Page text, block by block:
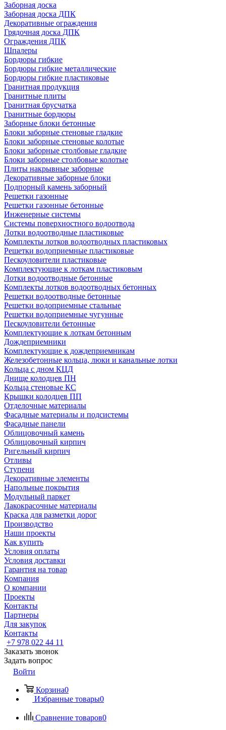
Заборная доска
Заборная доска ДПК
Декоративные ограждения
Грядочная доска ДПК
Ограждения ДПК
Шпалеры
Бордюры гибкие
Бордюры гибкие металлические
Бордюры гибкие пластиковые
Гранитная продукция
Гранитные плиты
Гранитная брусчатка
Гранитные бордюры
Заборные блоки бетонные
Блоки заборные стеновые гладкие
Блоки заборные стеновые колотые
Блоки заборные столбовые гладкие
Блоки заборные столбовые колотые
Плиты накрывные заборные
Декоративные заборные блоки
Подпорный камень заборный
Решетки газонные
Решетки газонные бетонные
Инженерные системы
Системы поверхностного водоотвода
Лотки водоотводные пластиковые
Комплекты лотков водоотводных пластиковых
Решетки водоприемные пластиковые
Пескоуловители пластиковые
Комплектующие к лоткам пластиковым
Лотки водоотводные бетонные
Комплекты лотков водоотводных бетонных
Решетки водоотводные бетонные
Решетки водоприемные стальные
Решетки водоприемные чугунные
Пескоуловители бетонные
Комплектующие к лоткам бетонным
Дождеприемники
Комплектующие к дождеприемникам
Железобетонные кольца, люки и канальные лотки
Кольца с дном КЦД
Днище колодцев ПН
Кольца стеновые КС
Крышки колодцев ПП
Отделочные материалы
Фасадные материалы и подсистемы
Фасадные панели
Облицовочный камень
Облицовочный кирпич
Ригельный кирпич
Отливы
Ступени
Декоративные элементы
Напольные покрытия
Модульный паркет
Лакокрасочные материалы
Краска для разметки дорог
Производство
Наши проекты
Как купить
Условия оплаты
Условия доставки
Гарантия на товар
Компания
О компании
Проекты
Контакты
Партнеры
Для закупок
Контакты
+7 978 022 44 11
Заказать звонок
Задать вопрос
Войти
Корзина0
Избранные товары0
Сравнение товаров0